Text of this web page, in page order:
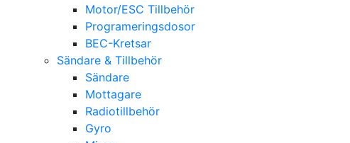
Motor/ESC Tillbehör
Programeringsdosor
BEC-Kretsar
Sändare & Tillbehör
Sändare
Mottagare
Radiotillbehör
Gyro